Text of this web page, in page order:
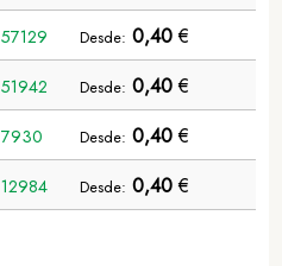
57129 Desde: 0,40€
51942 Desde: 0,40€
7930 Desde: 0,40€
12984 Desde: 0,40€